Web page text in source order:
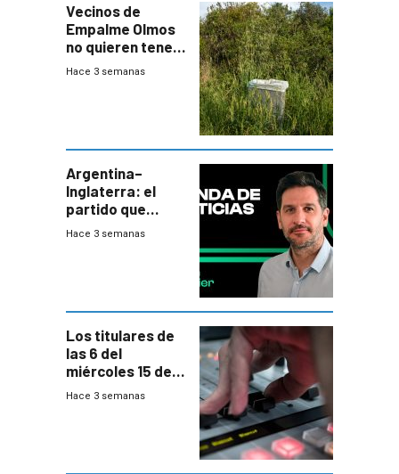
Vecinos de
Empalme Olmos
no quieren tener
cerca una planta
departamental
Hace 3 semanas
Argentina–
Inglaterra: el
partido que
nunca termina
Hace 3 semanas
Los titulares de
las 6 del
miércoles 15 de
julio de 2026
Hace 3 semanas